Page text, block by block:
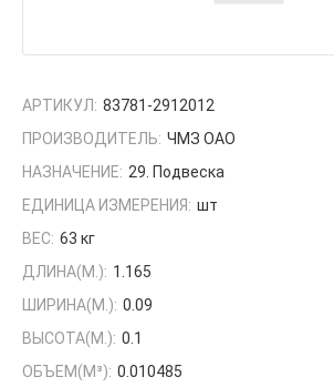
АРТИКУЛ: 83781-2912012
ПРОИЗВОДИТЕЛЬ: ЧМЗ ОАО
НАЗНАЧЕНИЕ: 29. Подвеска
ЕДИНИЦА ИЗМЕРЕНИЯ: шт
ВЕС: 63 кг
ДЛИНА(М.): 1.165
ШИРИНА(М.): 0.09
ВЫСОТА(М.): 0.1
ОБЪЕМ(M³): 0.010485